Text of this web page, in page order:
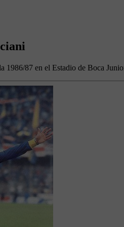
1986/87 en el Estadio de Boca